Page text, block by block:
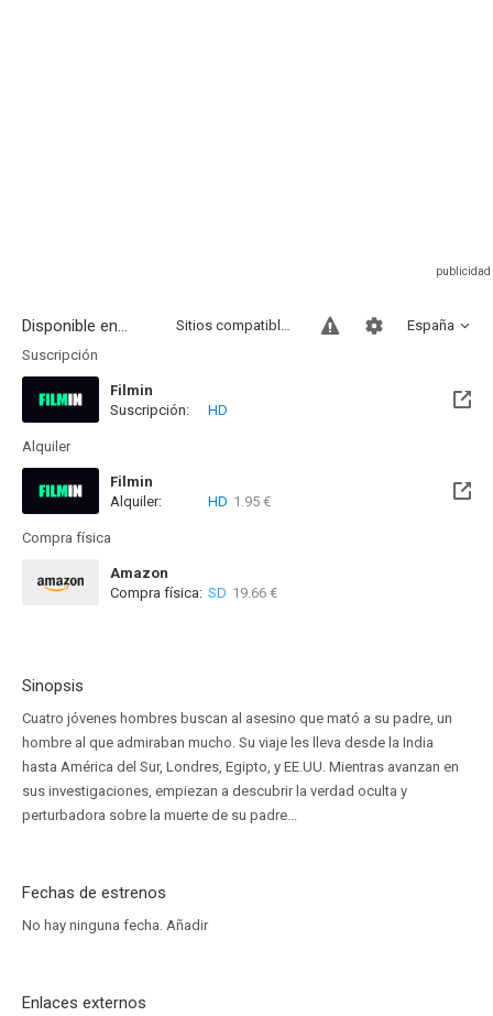
Disponible en... España
Sitios compatibles
Suscripción
Filmin
Disponible hasta el Vie, 14 Ago 2026 (Quedan 8 días)
Suscripción: HD
Alquiler
Filmin
Disponible hasta el Vie, 14 Ago 2026 (Quedan 8 días)
Alquiler: HD 1.95 €
Compra física
Amazon
Compra física: SD 19.66 €
Sinopsis
Cuatro jóvenes hombres buscan al asesino que mató a su padre, un
hombre al que admiraban mucho. Su viaje les lleva desde la India
hasta América del Sur, Londres, Egipto, y EE.UU. Mientras avanzan en
sus investigaciones, empiezan a descubrir la verdad oculta y
perturbadora sobre la muerte de su padre...
Fechas de estrenos
No hay ninguna fecha. Añadir
Enlaces externos